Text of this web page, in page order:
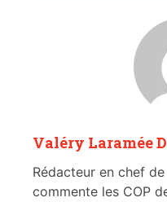
Valéry Laramée
Rédacteur en chef
commente les COP